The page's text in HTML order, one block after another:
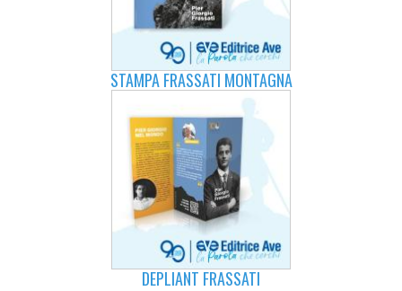
STAMPA FRASSATI MONTAGNA
DEPLIANT FRASSATI